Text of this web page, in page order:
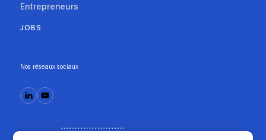
Entrepreneurs
JOBS
Nos réseaux sociaux